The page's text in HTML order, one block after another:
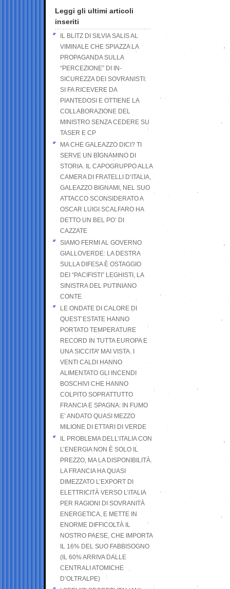
Leggi gli ultimi articoli
inseriti
IL BLITZ DI SILVIA SALIS AL
VIMINALE CHE SPIAZZA LA
PROPAGANDA SULLA
“PERCEZIONE” DI IN-
SICUREZZA DEI SOVRANISTI:
SI FA RICEVERE DA
PIANTEDOSI E OTTIENE LA
COLLABORAZIONE DEL
MINISTRO SENZA CEDERE SU
TASER E CP
MA CHE GALEAZZO DICI? TI
SERVE UN BIGNAMINO DI
STORIA. IL CAPOGRUPPO ALLA
CAMERA DI FRATELLI D’ITALIA,
GALEAZZO BIGNAMI, NEL SUO
ATTACCO SCONSIDERATO A
OSCAR LUIGI SCALFARO HA
DETTO UN BEL PO’ DI
CAZZATE
SIAMO FERMI AL GOVERNO
GIALLOVERDE: LA DESTRA
SULLA DIFESA È OSTAGGIO
DEI “PACIFISTI” LEGHISTI, LA
SINISTRA DEL PUTINIANO
CONTE
LE ONDATE DI CALORE DI
QUEST’ESTATE HANNO
PORTATO TEMPERATURE
RECORD IN TUTTA EUROPA E
UNA SICCITA’ MAI VISTA. I
VENTI CALDI HANNO
ALIMENTATO GLI INCENDI
BOSCHIVI CHE HANNO
COLPITO SOPRATTUTTO
FRANCIA E SPAGNA: IN FUMO
E’ ANDATO QUASI MEZZO
MILIONE DI ETTARI DI VERDE
IL PROBLEMA DELL’ITALIA CON
L’ENERGIA NON È SOLO IL
PREZZO, MA LA DISPONIBILITÀ.
LA FRANCIA HA QUASI
DIMEZZATO L’EXPORT DI
ELETTRICITÀ VERSO L’ITALIA
PER RAGIONI DI SOVRANITÀ
ENERGETICA, E METTE IN
ENORME DIFFICOLTÀ IL
NOSTRO PAESE, CHE IMPORTA
IL 16% DEL SUO FABBISOGNO
(IL 60% ARRIVA DALLE
CENTRALI ATOMICHE
D’OLTRALPE)